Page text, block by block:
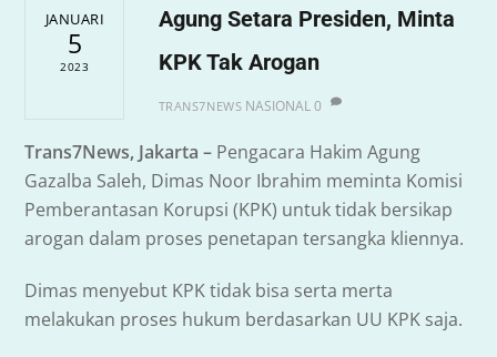
JANUARI
5
2023
Agung Setara Presiden, Minta
KPK Tak Arogan
TRANS7NEWS NASIONAL0
Trans7News, Jakarta – Pengacara Hakim Agung
Gazalba Saleh, Dimas Noor Ibrahim meminta Komisi
Pemberantasan Korupsi (KPK) untuk tidak bersikap
arogan dalam proses penetapan tersangka kliennya.
Dimas menyebut KPK tidak bisa serta merta
melakukan proses hukum berdasarkan UU KPK saja.